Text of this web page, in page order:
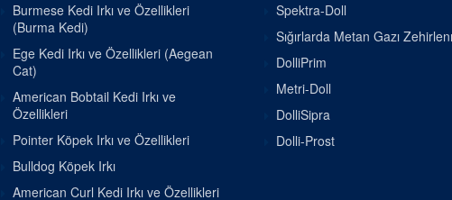
Burmese Kedi Irkı ve Özellikleri
(Burma Kedi)
Ege Kedi Irkı ve Özellikleri (Aegean
Cat)
American Bobtail Kedi Irkı ve
Özellikleri
Pointer Köpek Irkı ve Özellikleri
Bulldog Köpek Irkı
American Curl Kedi Irkı ve Özellikleri
Spektra-Doll
Sığırlarda Metan Gazı
DolliPrim
Metri-Doll
DolliSipra
Dolli-Prost